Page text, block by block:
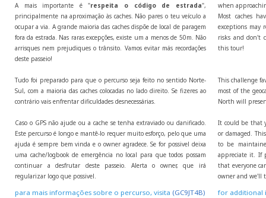
A mais importante é "respeita o código de estrada",
principalmente na aproximação às caches. Não pares o teu veículo a
ocupar a via. A grande maioria das caches dispõe de local de paragem
fora da estrada. Nas raras excepções, existe um a menos de 50m. Não
arrisques nem prejudiques o trânsito. Vamos evitar más recordações
deste passeio!
Tudo foi preparado para que o percurso seja feito no sentido Norte-
Sul, com a maioria das caches colocadas no lado direito. Se fizeres ao
contrário vais enfrentar dificuldades desnecessárias.
Caso o GPS não ajude ou a cache se tenha extraviado ou danificado.
Este percurso é longo e mantê-lo requer muito esforço, pelo que uma
ajuda é sempre bem vinda e o owner agradece. Se for possivel deixa
uma cache/logbook de emergência no local para que todos possam
continuar a desfrutar deste passeio. Alerta o owner, que irá
regularizar logo que possivel.
para mais informações sobre o percurso, visita (GC9JT4B)
when
Most caches
exceptions
risks and don't
this tour!
This challenge
most of the
North will
It could be that
or damaged.
to be
appreciate it. If
that everyone
owner and we'll
for additional